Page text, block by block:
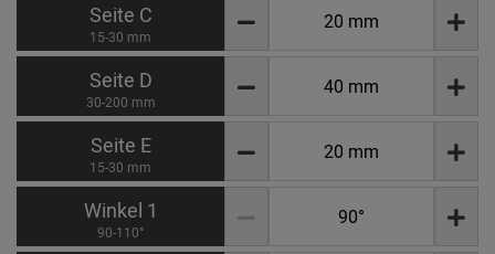
Seite C
15-30 mm
Seite D
30-200 mm
Seite E
15-30 mm
Winkel 1
90-110°